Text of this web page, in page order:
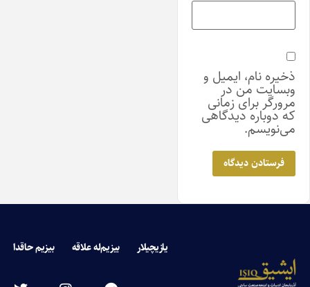
ذخیره نام، ایمیل و
وبسایت من در
مرورگر برای زمانی
که دوباره دیدگاهی
می‌نویسم.
یازیچیلار بیزیم‌له علاقه بیزیم حاقدا